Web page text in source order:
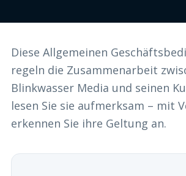
Diese Allgemeinen
regeln die Zusammenarbeit
Blinkwasser Media und seinen
lesen Sie sie aufmerksam – mit
erkennen Sie ihre Geltung an.